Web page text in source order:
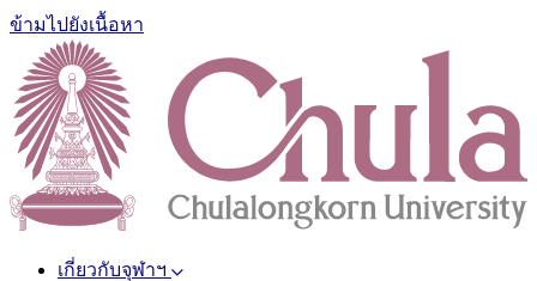
ข้ามไปยังเนื้อหา
เกี่ยวกับจุฬาฯ